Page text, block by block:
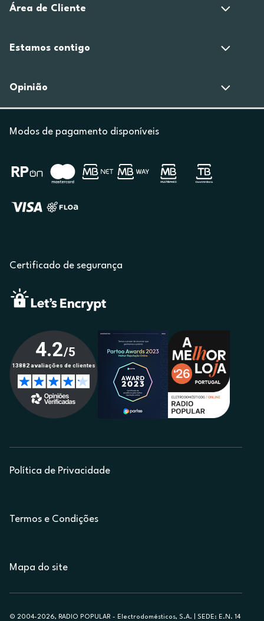
Área de Cliente
Estamos contigo
Opinião
Modos de pagamento disponíveis
Certificado de segurança
Política de Privacidade
Termos e Condições
Mapa do site
© 2004-2026, RADIO POPULAR - Electrodomésticos, S.A. | SEDE: E.N. 14